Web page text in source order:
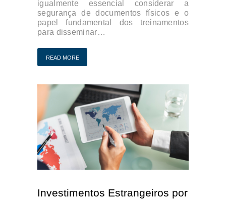
igualmente essencial considerar a
segurança de documentos físicos e o
papel fundamental dos treinamentos
para disseminar…
READ MORE
Investimentos Estrangeiros por